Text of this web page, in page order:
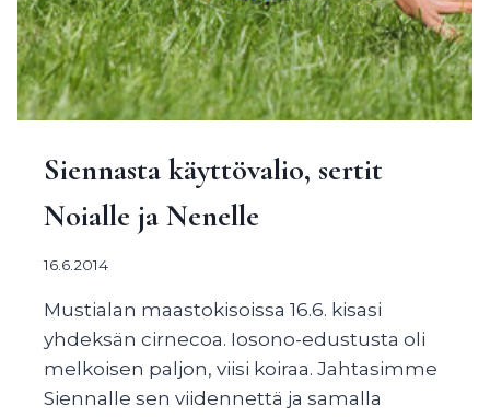
Siennasta käyttövalio, sertit
Noialle ja Nenelle
16.6.2014
Mustialan maastokisoissa 16.6. kisasi
yhdeksän cirnecoa. Iosono-edustusta oli
melkoisen paljon, viisi koiraa. Jahtasimme
Siennalle sen viidennettä ja samalla